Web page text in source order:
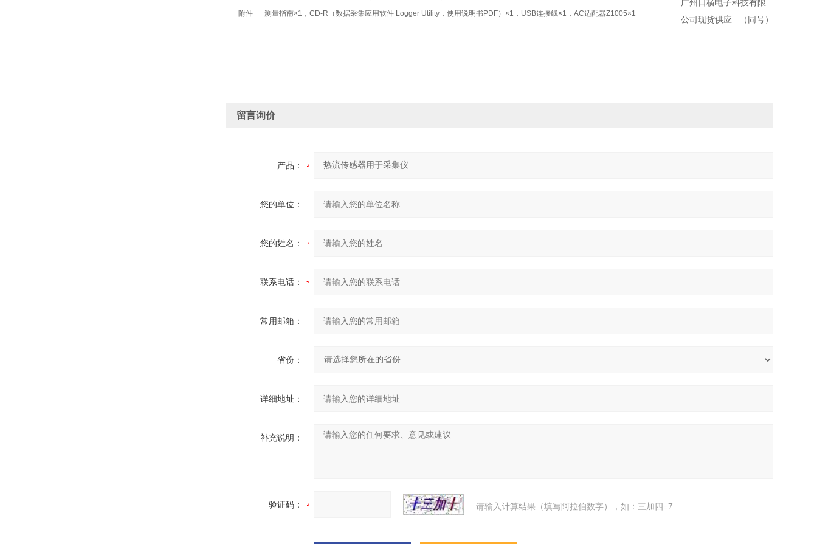
附件
测量指南×1，CD-R（数据采集应用软件 Logger Utility，使用说明书PDF）×1，USB连接线×1，AC适配器Z1005×1
广州日横电子科技有限
公司现货供应 （同号）
留言询价
产品：
您的单位：
您的姓名：
联系电话：
常用邮箱：
省份：
详细地址：
补充说明：
验证码： 请输入计算结果（填写阿拉伯数字），如：三加四=7